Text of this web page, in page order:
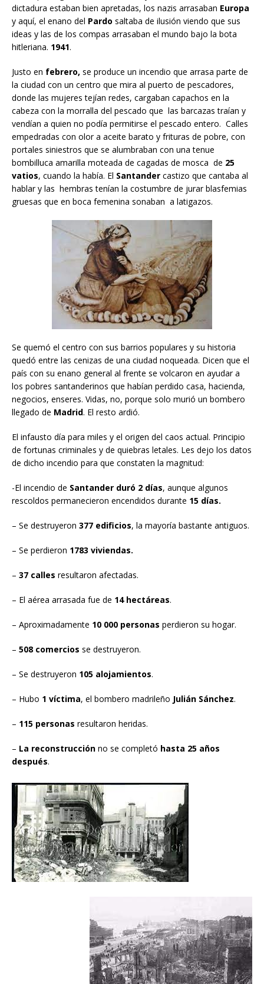
dictadura estaban bien apretadas, los nazis arrasaban Europa
y aquí, el enano del Pardo saltaba de ilusión viendo que sus
ideas y las de los compas arrasaban el mundo bajo la bota
hitleriana. 1941.
Justo en febrero, se produce un incendio que arrasa parte de
la ciudad con un centro que mira al puerto de pescadores,
donde las mujeres tejían redes, cargaban capachos en la
cabeza con la morralla del pescado que las barcazas traían y
vendían a quien no podía permitirse el pescado entero. Calles
empedradas con olor a aceite barato y frituras de pobre, con
portales siniestros que se alumbraban con una tenue
bombilluca amarilla moteada de cagadas de mosca de 25
vatios, cuando la había. El Santander castizo que cantaba al
hablar y las hembras tenían la costumbre de jurar blasfemias
gruesas que en boca femenina sonaban a latigazos.
Se quemó el centro con sus barrios populares y su historia
quedó entre las cenizas de una ciudad noqueada. Dicen que el
país con su enano general al frente se volcaron en ayudar a
los pobres santanderinos que habían perdido casa, hacienda,
negocios, enseres. Vidas, no, porque solo murió un bombero
llegado de Madrid. El resto ardió.
El infausto día para miles y el origen del caos actual. Principio
de fortunas criminales y de quiebras letales. Les dejo los datos
de dicho incendio para que constaten la magnitud:
-El incendio de Santander duró 2 días, aunque algunos
rescoldos permanecieron encendidos durante 15 días.
– Se destruyeron 377 edificios, la mayoría bastante antiguos.
– Se perdieron 1783 viviendas.
– 37 calles resultaron afectadas.
– El aérea arrasada fue de 14 hectáreas.
– Aproximadamente 10 000 personas perdieron su hogar.
– 508 comercios se destruyeron.
– Se destruyeron 105 alojamientos.
– Hubo 1 víctima, el bombero madrileño Julián Sánchez.
– 115 personas resultaron heridas.
– La reconstrucción no se completó hasta 25 años
después.